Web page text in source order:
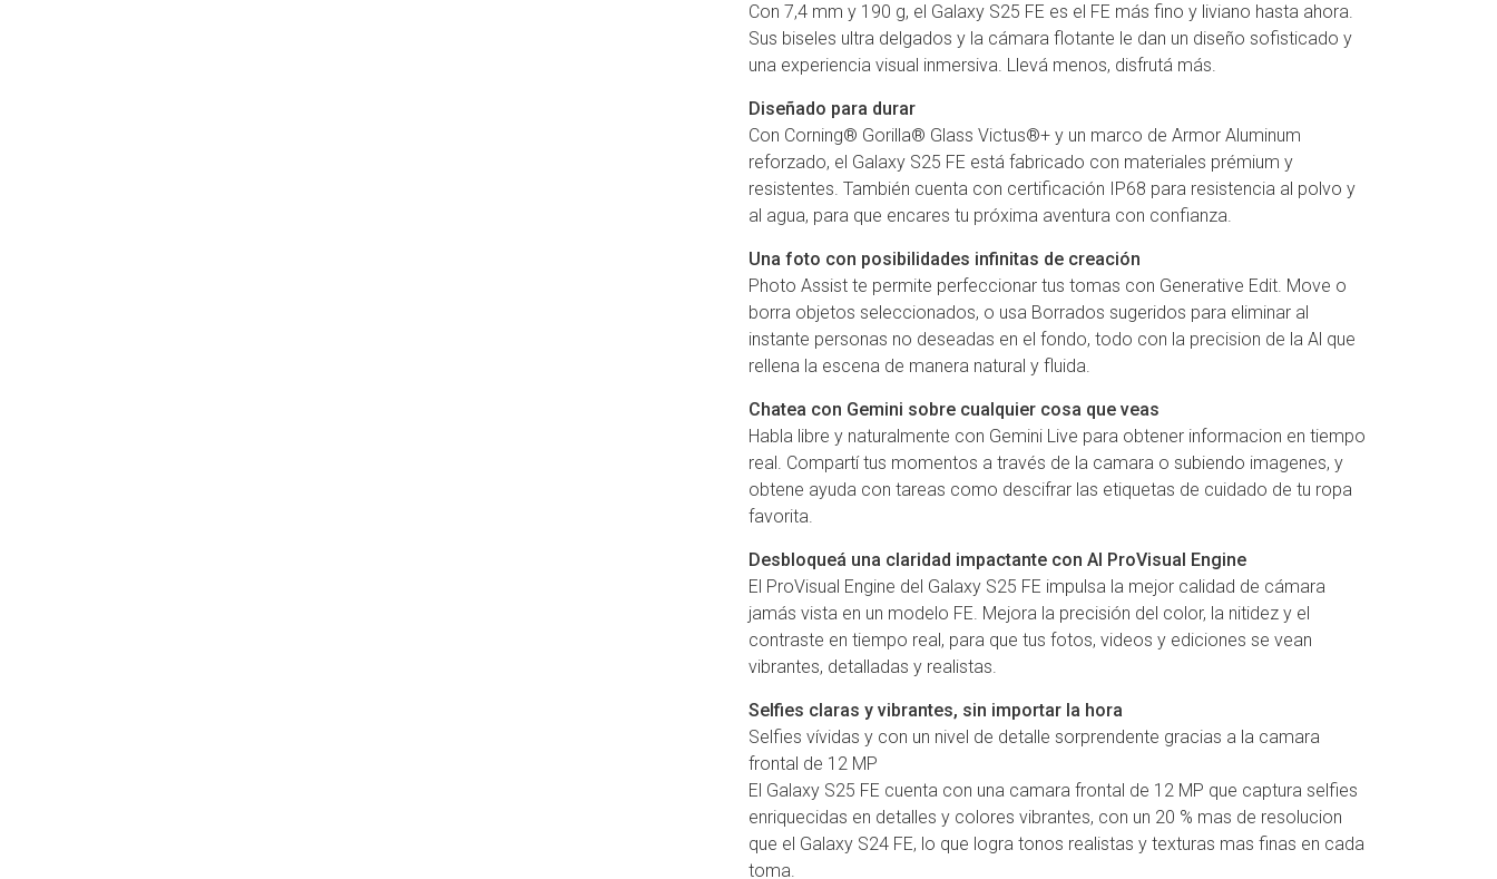
Con 7,4 mm y 190 g, el Galaxy S25 FE es el FE más fino y liviano hasta ahora.
Sus biseles ultra delgados y la cámara flotante le dan un diseño sofisticado y
una experiencia visual inmersiva. Llevá menos, disfrutá más.
Diseñado para durar
Con Corning® Gorilla® Glass Victus®+ y un marco de Armor Aluminum
reforzado, el Galaxy S25 FE está fabricado con materiales prémium y
resistentes. También cuenta con certificación IP68 para resistencia al polvo y
al agua, para que encares tu próxima aventura con confianza.
Una foto con posibilidades infinitas de creación
Photo Assist te permite perfeccionar tus tomas con Generative Edit. Move o
borra objetos seleccionados, o usa Borrados sugeridos para eliminar al
instante personas no deseadas en el fondo, todo con la precision de la Al que
rellena la escena de manera natural y fluida.
Chatea con Gemini sobre cualquier cosa que veas
Habla libre y naturalmente con Gemini Live para obtener informacion en tiempo
real. Compartí tus momentos a través de la camara o subiendo imagenes, y
obtene ayuda con tareas como descifrar las etiquetas de cuidado de tu ropa
favorita.
Desbloqueá una claridad impactante con AI ProVisual Engine
El ProVisual Engine del Galaxy S25 FE impulsa la mejor calidad de cámara
jamás vista en un modelo FE. Mejora la precisión del color, la nitidez y el
contraste en tiempo real, para que tus fotos, videos y ediciones se vean
vibrantes, detalladas y realistas.
Selfies claras y vibrantes, sin importar la hora
Selfies vívidas y con un nivel de detalle sorprendente gracias a la camara
frontal de 12 MP
El Galaxy S25 FE cuenta con una camara frontal de 12 MP que captura selfies
enriquecidas en detalles y colores vibrantes, con un 20 % mas de resolucion
que el Galaxy S24 FE, lo que logra tonos realistas y texturas mas finas en cada
toma.